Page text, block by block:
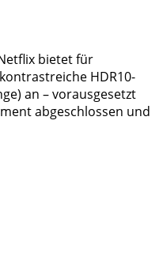
bietet für
HDR10-
an – vorausgesetzt
abgeschlossen und